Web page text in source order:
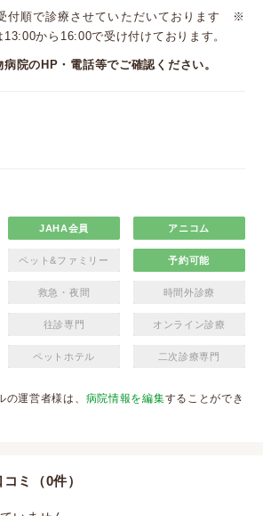
付順で診療させていただいております ※
から16:00で受け付けております。
院のHP・電話等でご確認ください。
JAHA会員 アニコム
ペット&ファミリー 予約可能
救急・夜間 時間外診療
往診専門 オンライン診療
ペットホテル 二次診療専門
運営者様は、 病院情報を編集することができ
ミ（0件）